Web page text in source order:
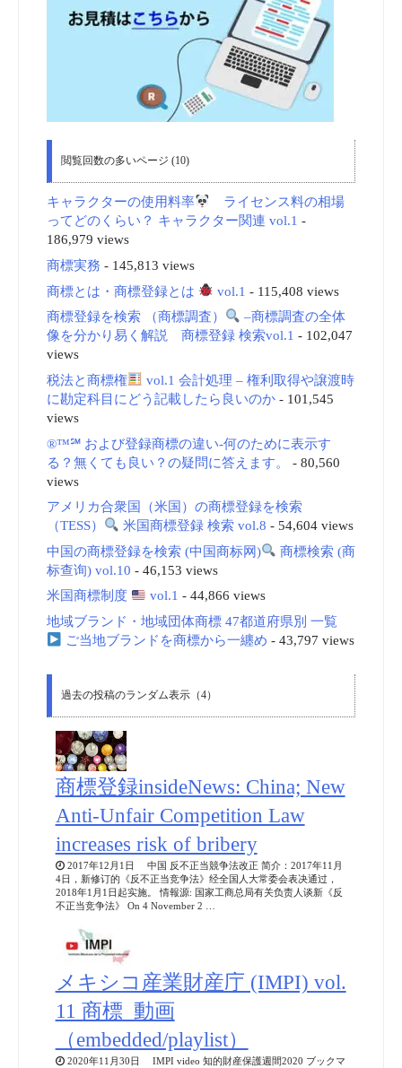
閲覧回数の多いページ (10)
キャラクターの使用料率
ライセンス料の相場
ってどのくらい？ キャラクター関連 vol.1 -
186,979 views
商標実務 - 145,813 views
商標とは・商標登録とは
vol.1 - 115,408 views
商標登録を検索 （商標調査）
–商標調査の全体
像を分かり易く解説 商標登録 検索vol.1 - 102,047
views
税法と商標権
vol.1 会計処理 – 権利取得や譲渡時
に勘定科目にどう記載したら良いのか- 101,545
views
®™℠ および登録商標の違い-何のために表示す
る？無くても良い？の疑問に答えます。
- 80,560
views
アメリカ合衆国（米国）の商標登録を検索
（TESS）
米国商標登録 検索 vol.8 - 54,604 views
中国の商標登録を検索 (中国商标网)
商標検索 (商
标查询) vol.10 - 46,153 views
米国商標制度
vol.1 - 44,866 views
地域ブランド・地域団体商標 47都道府県別 一覧
ご当地ブランドを商標から一纏め - 43,797 views
過去の投稿のランダム表示（4）
商標登録insideNews: China; New
Anti-Unfair Competition Law
increases risk of bribery
2017年12月1日 中国 反不正当競争法改正 简介：2017年11月
4日，新修订的《反不正当竞争法》经全国人大常委会表决通过，
2018年1月1日起实施。 情報源: 国家工商总局有关负责人谈新《反
不正当竞争法》 On 4 November 2 …
メキシコ産業財産庁 (IMPI) vol.
11 商標_動画
（embedded/playlist）
2020年11月30日 IMPI video 知的財産保護週間2020 ブックマ